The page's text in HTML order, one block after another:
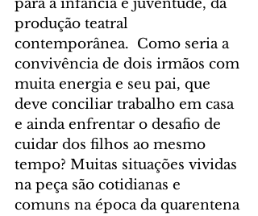
para a infância e juventude, da
produção teatral
contemporânea.  Como seria a
convivência de dois irmãos com
muita energia e seu pai, que
deve conciliar trabalho em casa
e ainda enfrentar o desafio de
cuidar dos filhos ao mesmo
tempo? Muitas situações vividas
na peça são cotidianas e
comuns na época da quarentena